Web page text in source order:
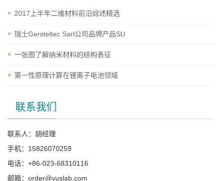
2017上半年二维材料前沿综述精选
瑞士Gersteltec Sarl公司品牌产品SU
一张图了解纳米材料的结构表征
第一性原理计算在锂离子电池领域
联系我们
联系人：胡经理
手机：15826070259
电话：+86-023-68310116
邮箱：order@yuslab.com